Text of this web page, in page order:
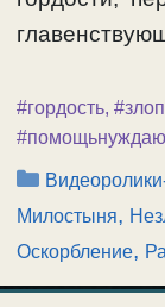
#гордость,
Рубрики
Милостыня,
Оскорбление,